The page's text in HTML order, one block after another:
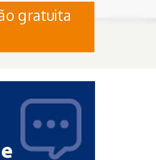
gratuita